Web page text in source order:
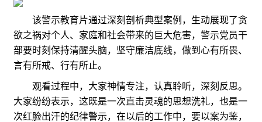
该警示教育片通过深刻剖析典型案例，生动展现了贪
欲之祸对个人、家庭和社会带来的巨大危害，警示党员干
部要时刻保持清醒头脑，坚守廉洁底线，做到心有所畏、
言有所戒、行有所止。
观看过程中，大家神情专注，认真聆听，深刻反思。
大家纷纷表示，这既是一次直击灵魂的思想洗礼，也是一
次红脸出汗的纪律警示，在以后的工作中，要以案为鉴，